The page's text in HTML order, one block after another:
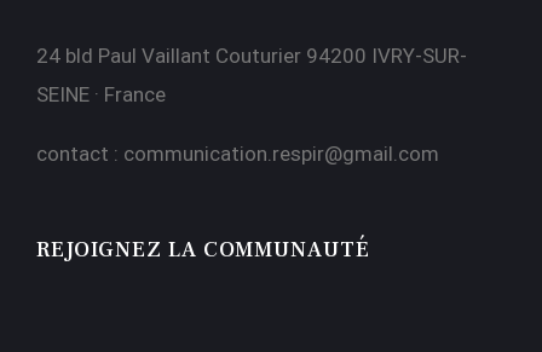
24 bld Paul Vaillant Couturier 94200 IVRY-SUR-
SEINE · France
contact : communication.respir@gmail.com
REJOIGNEZ LA COMMUNAUTÉ